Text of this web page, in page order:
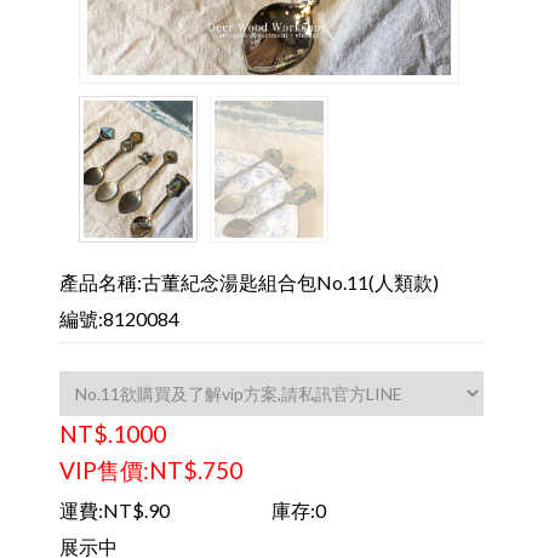
產品名稱:古董紀念湯匙組合包No.11(人類款)
編號:8120084
NT$.1000
VIP售價:NT$.750
運費:NT$.90
庫存:0
展示中